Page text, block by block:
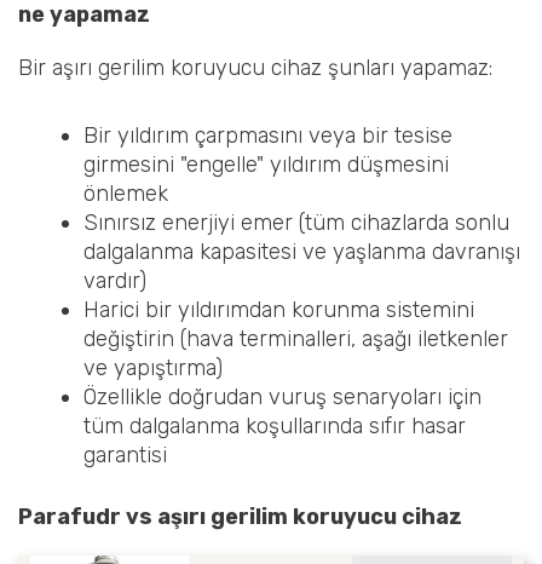
ne yapamaz
Bir aşırı gerilim koruyucu cihaz şunları yapamaz:
Bir yıldırım çarpmasını veya bir tesise
girmesini "engelle" yıldırım düşmesini
önlemek
Sınırsız enerjiyi emer (tüm cihazlarda sonlu
dalgalanma kapasitesi ve yaşlanma davranışı
vardır)
Harici bir yıldırımdan korunma sistemini
değiştirin (hava terminalleri, aşağı iletkenler
ve yapıştırma)
Özellikle doğrudan vuruş senaryoları için
tüm dalgalanma koşullarında sıfır hasar
garantisi
Parafudr vs aşırı gerilim koruyucu cihaz